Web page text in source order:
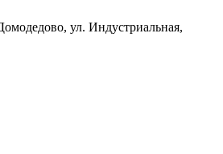
ул. Индустриальная,